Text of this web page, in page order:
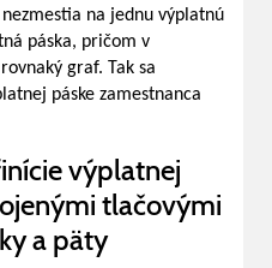
na jednu výplatnú
páska, pričom v
graf. Tak sa
páske zamestnanca
výplatnej
tlačovými
a päty